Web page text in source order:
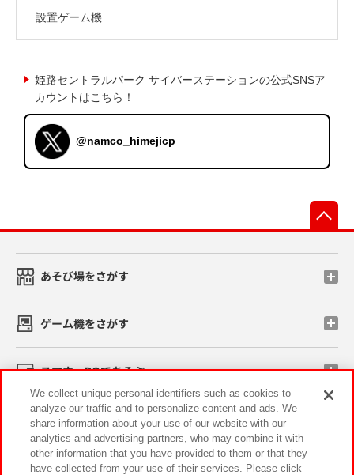
設置ゲーム機
姫路セントラルパーク サイバーステーションの公式SNSア
カウントはこちら！
@namco_himejicp
あそび場をさがす
ゲーム機をさがす
スマホ・PCであそぶ
イベント・キャンペーン
We collect unique personal identifiers such as cookies to
analyze our traffic and to personalize content and ads. We
share information about your use of our website with our
analytics and advertising partners, who may combine it with
other information that you have provided to them or that they
have collected from your use of their services. Please click